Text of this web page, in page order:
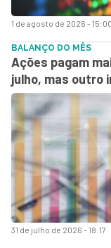
1 de agosto de 2026 - 15:00
31 de julho de 2026 - 18:17
BALANÇO DO MÊS
Ações pagam
julho, mas outro